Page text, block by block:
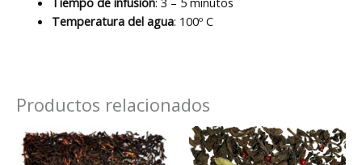
Temperatura del agua: 100º C
Productos relacionados